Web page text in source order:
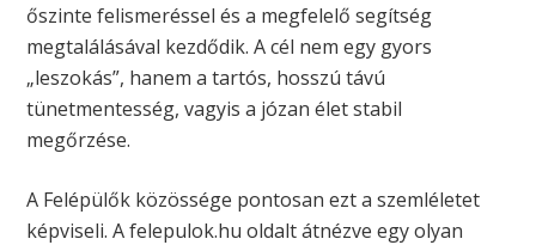
őszinte felismeréssel és a megfelelő segítség
megtalálásával kezdődik. A cél nem egy gyors
„leszokás”, hanem a tartós, hosszú távú
tünetmentesség, vagyis a józan élet stabil
megőrzése.
A Felépülők közössége pontosan ezt a szemléletet
képviseli. A felepulok.hu oldalt átnézve egy olyan